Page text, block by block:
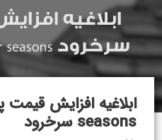
seasons سرخرود